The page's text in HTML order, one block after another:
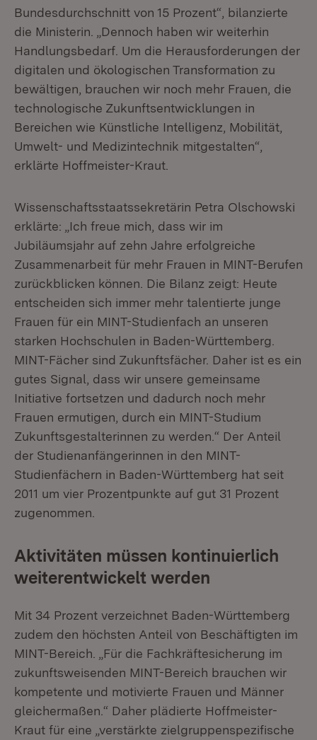
Bundesdurchschnitt von 15 Prozent“, bilanzierte
die Ministerin. „Dennoch haben wir weiterhin
Handlungsbedarf. Um die Herausforderungen der
digitalen und ökologischen Transformation zu
bewältigen, brauchen wir noch mehr Frauen, die
technologische Zukunftsentwicklungen in
Bereichen wie Künstliche Intelligenz, Mobilität,
Umwelt- und Medizintechnik mitgestalten“,
erklärte Hoffmeister-Kraut.
Wissenschaftsstaatssekretärin Petra Olschowski
erklärte: „Ich freue mich, dass wir im
Jubiläumsjahr auf zehn Jahre erfolgreiche
Zusammenarbeit für mehr Frauen in MINT-Berufen
zurückblicken können. Die Bilanz zeigt: Heute
entscheiden sich immer mehr talentierte junge
Frauen für ein MINT-Studienfach an unseren
starken Hochschulen in Baden-Württemberg.
MINT-Fächer sind Zukunftsfächer. Daher ist es ein
gutes Signal, dass wir unsere gemeinsame
Initiative fortsetzen und dadurch noch mehr
Frauen ermutigen, durch ein MINT-Studium
Zukunftsgestalterinnen zu werden.“ Der Anteil
der Studienanfängerinnen in den MINT-
Studienfächern in Baden-Württemberg hat seit
2011 um vier Prozentpunkte auf gut 31 Prozent
zugenommen.
Aktivitäten müssen kontinuierlich
weiterentwickelt werden
Mit 34 Prozent verzeichnet Baden-Württemberg
zudem den höchsten Anteil von Beschäftigten im
MINT-Bereich. „Für die Fachkräftesicherung im
zukunftsweisenden MINT-Bereich brauchen wir
kompetente und motivierte Frauen und Männer
gleichermaßen.“ Daher plädierte Hoffmeister-
Kraut für eine „verstärkte zielgruppenspezifische